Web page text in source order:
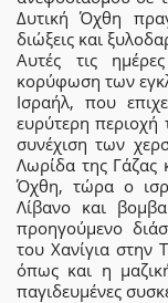
Δυτική Όχθη
διώξεις και
Αυτές τις
κορύφωση των
Ισραήλ, που
ευρύτερη
συνέχιση των
Λωρίδα της Γάζας
Όχθη, τώρα ο
Λίβανο και
προηγούμενο
του Χανίγια στην
όπως και η
παγιδευμένες